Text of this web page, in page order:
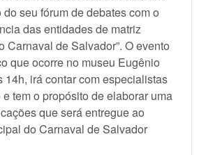
do seu fórum de debates com o
das entidades de matriz
Carnaval de Salvador”. O evento
que ocorre no museu Eugênio
14h, irá contar com especialistas
tem o propósito de elaborar uma
que será entregue ao
do Carnaval de Salvador